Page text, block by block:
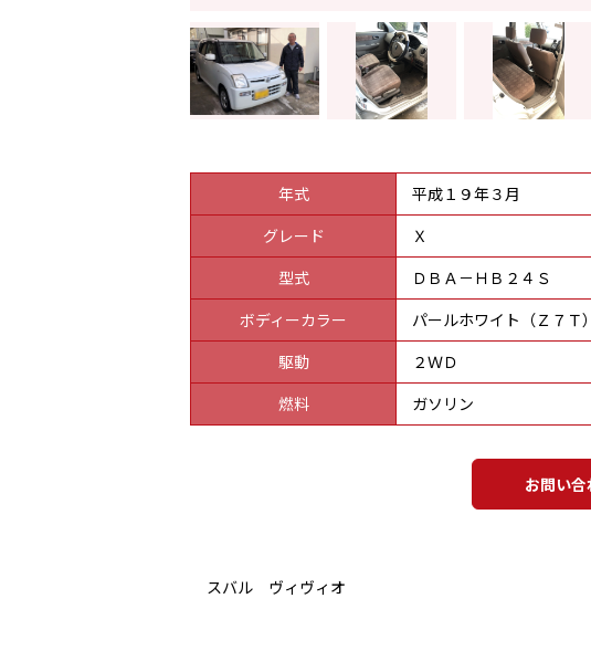
年式
平成１９年３月
グレード
Ｘ
型式
ＤＢＡ－ＨＢ２４Ｓ
ボディーカラー
パールホワイト（Ｚ７Ｔ）
駆動
２ＷＤ
燃料
ガソリン
お問い
スバル ヴィヴィオ